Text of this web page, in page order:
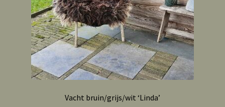
Vacht bruin/grijs/wit ‘Linda’